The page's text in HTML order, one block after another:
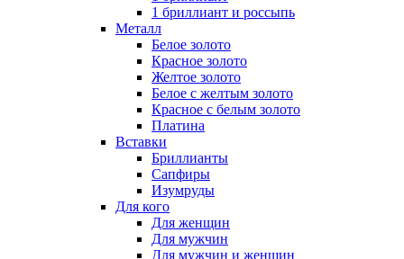
1 бриллиант и россыпь
Металл
Белое золото
Красное золото
Желтое золото
Белое с желтым золото
Красное с белым золото
Платина
Вставки
Бриллианты
Сапфиры
Изумруды
Для кого
Для женщин
Для мужчин
Для мужчин и женщин